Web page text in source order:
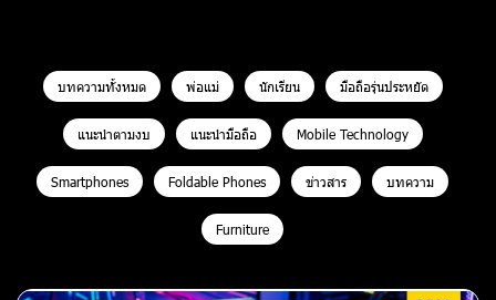
บทความทั้งหมด พ่อแม่ นักเรียน มือถือรุ่นประหยัด
แนะนำตามงบ แนะนำมือถือ Mobile Technology
Smartphones Foldable Phones ข่าวสาร บทความ
Furniture